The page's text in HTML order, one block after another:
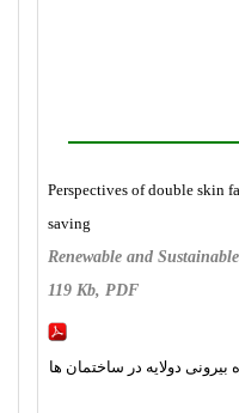
Perspectives of double skin
saving
Renewable and
119 Kb, PDF
دولایه در ساختمان ها